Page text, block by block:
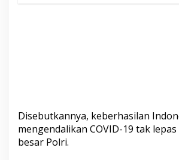
Disebutkannya, keberhasilan
mengendalikan COVID-19 tak
besar Polri.